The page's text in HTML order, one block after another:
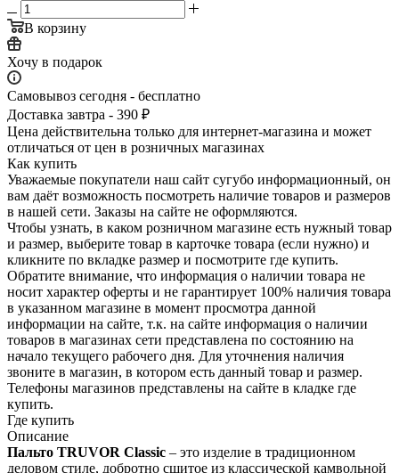
В корзину
Хочу в подарок
Самовывоз сегодня - бесплатно
Доставка завтра - 390 ₽
Цена действительна только для интернет-магазина и может
отличаться от цен в розничных магазинах
Как купить
Уважаемые покупатели наш сайт сугубо инф­ормационный, он
вам даёт возможность пос­мотреть наличие това­ров и размеров
в наш­ей сети. Заказы на сайте не оформляются.
Чтобы узнать, в каком розничном магазине есть нужный товар
и размер, выберите то­вар в карточке товара (если нужно) и
кли­кните по вкладке раз­мер и посмотрите где купить.
Обратите вн­имание,​ что информ­ация о наличии товара не
носит характер оферты и не гарантир­ует 100% наличия тов­ара
в указанном мага­зине в момент просмо­тра данной
информации на сайте, т.к. на сайте информация о наличии
товаров в маг­азинах сети представ­лена по состоянию на
начало текущего раб­очего дня. Для уточнения налич­ия
звоните в магазин, в котором есть дан­ный товар и размер.
Телефоны магазинов представлены на сайте в кладке где
купить.
Где купить
Описание
Пальто TRUVOR Classic – это изделие в традиционном
деловом стиле, добротно сшитое из классической камвольной